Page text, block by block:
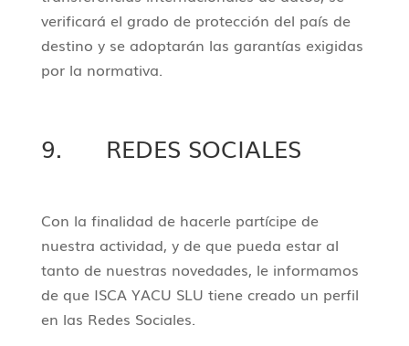
verificará el grado de protección del país de
destino y se adoptarán las garantías exigidas
por la normativa.
9. REDES SOCIALES
Con la finalidad de hacerle partícipe de
nuestra actividad, y de que pueda estar al
tanto de nuestras novedades, le informamos
de que ISCA YACU SLU tiene creado un perfil
en las Redes Sociales.